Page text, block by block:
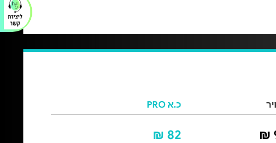
כ.א PRO
82 ₪